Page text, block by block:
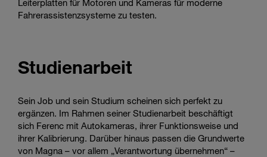
Leiterplatten für Motoren und Kameras für moderne
Fahrerassistenzsysteme zu testen.
Studienarbeit
Sein Job und sein Studium scheinen sich perfekt zu
ergänzen. Im Rahmen seiner Studienarbeit beschäftigt
sich Ferenc mit Autokameras, ihrer Funktionsweise und
ihrer Kalibrierung. Darüber hinaus passen die Grundwerte
von Magna – vor allem „Verantwortung übernehmen“ –